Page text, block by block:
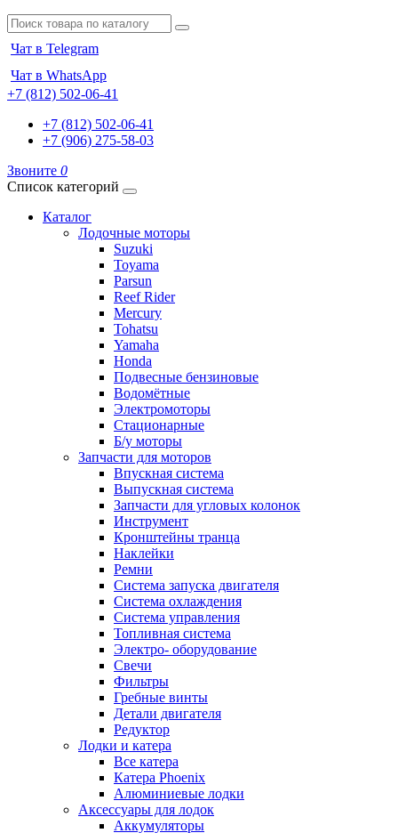
Чат в Telegram
Чат в WhatsApp
+7 (812) 502-06-41
+7 (812) 502-06-41
+7 (906) 275-58-03
Звоните 0
Список категорий
Каталог
Лодочные моторы
Suzuki
Toyama
Parsun
Reef Rider
Mercury
Tohatsu
Yamaha
Honda
Подвесные бензиновые
Водомётные
Электромоторы
Стационарные
Б/у моторы
Запчасти для моторов
Впускная система
Выпускная система
Запчасти для угловых колонок
Инструмент
Кронштейны транца
Наклейки
Ремни
Система запуска двигателя
Система охлаждения
Система управления
Топливная система
Электро- оборудование
Свечи
Фильтры
Гребные винты
Детали двигателя
Редуктор
Лодки и катера
Все катера
Катера Phoenix
Алюминиевые лодки
Аксессуары для лодок
Аккумуляторы